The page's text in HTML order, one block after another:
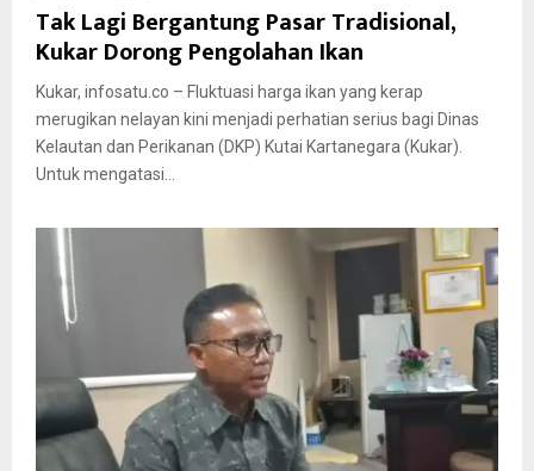
Tak Lagi Bergantung Pasar Tradisional,
Kukar Dorong Pengolahan Ikan
Kukar, infosatu.co – Fluktuasi harga ikan yang kerap
merugikan nelayan kini menjadi perhatian serius bagi Dinas
Kelautan dan Perikanan (DKP) Kutai Kartanegara (Kukar).
Untuk mengatasi...